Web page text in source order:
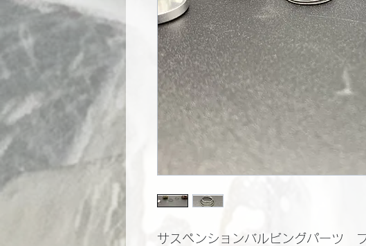
サスペンションバルビングパーツ